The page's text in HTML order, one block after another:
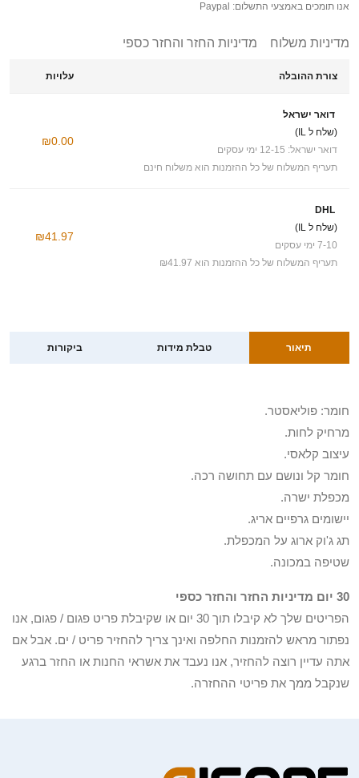
אנו תומכים באמצעי התשלום: Paypal
מדיניות משלוח מדיניות החזר והחזר כספי
צורת ההובלה עלויות
דואר ישראל
(שלח ל IL)
דואר ישראל: 12-15 ימי עסקים
תעריף המשלוח של כל ההזמנות הוא משלוח חינם
₪0.00
DHL
(שלח ל IL)
7-10 ימי עסקים
תעריף המשלוח של כל ההזמנות הוא ₪41.97
₪41.97
תיאור טבלת מידות ביקורות
חומר: פוליאסטר.
מרחיק לחות.
עיצוב קלאסי.
חומר קל ונושם עם תחושה רכה.
מכפלת ישרה.
יישומים גרפיים אריג.
תג ג'וק ארוג על המכפלת.
שטיפה במכונה.
30 יום מדיניות החזר והחזר כספי
הפריטים שלך לא קיבלו תוך 30 יום או שקיבלת פריט פגום / פגום, אנו
נפתור מראש להזמנות החלפה ואינך צריך להחזיר פריט / ים. אבל אם
אתה עדיין רוצה להחזיר, אנו נעבד את אשראי החנות או החזר ברגע
שנקבל ממך את פריטי ההחזרה.